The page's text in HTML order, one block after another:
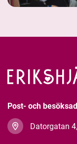
Post- och
Datorgatan